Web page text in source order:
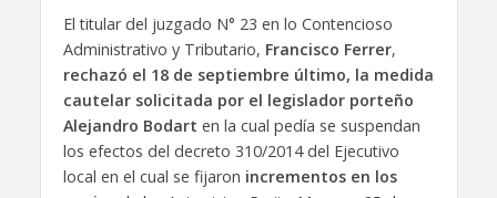
El titular del juzgado N° 23 en lo Contencioso
Administrativo y Tributario, Francisco Ferrer,
rechazó el 18 de septiembre último, la medida
cautelar solicitada por el legislador porteño
Alejandro Bodart en la cual pedía se suspendan
los efectos del decreto 310/2014 del Ejecutivo
local en el cual se fijaron incrementos en los